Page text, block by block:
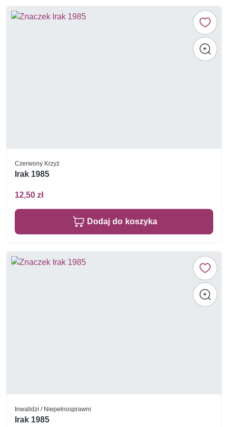
Czerwony Krzyż
Irak 1985
12,50 zł
Dodaj do koszyka
Inwalidzi / Niepełnosprawni
Irak 1985